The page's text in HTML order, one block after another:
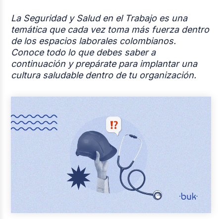
Columna del Experto
Entrevistas
La Seguridad y Salud en el Trabajo es una
temática que cada vez toma más fuerza dentro
de los espacios laborales colombianos.
Conoce todo lo que debes saber a
continuación y prepárate para implantar una
cultura saludable dentro de tu organización.